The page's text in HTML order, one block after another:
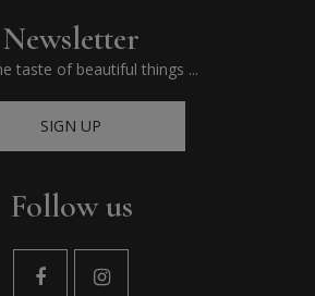
Newsletter
taste of beautiful things ...
SIGN UP
Follow us